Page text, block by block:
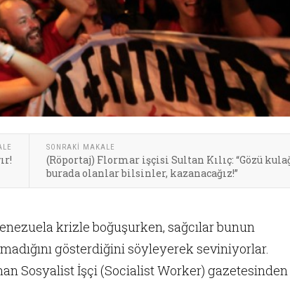
SONRAKI MAKALE
(Röportaj) Flormar işçisi Sultan Kılıç: “Gözü
burada olanlar bilsinler, kazanacağız!”
krizle boğuşurken, sağcılar bunun
gösterdiğini söyleyerek seviniyorlar.
Sosyalist İşçi (Socialist Worker) gazetesinden